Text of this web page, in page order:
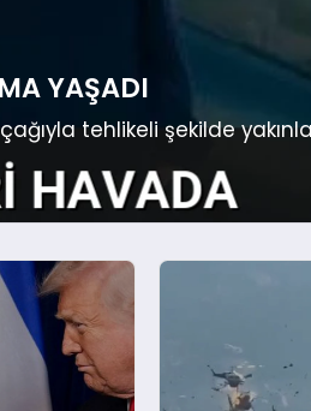
YAŞADI
tehlikeli şekilde